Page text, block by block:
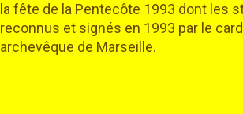
la fête de la Pentecôte 1993 dont les
reconnus et signés en 1993 par le
archevêque de Marseille.